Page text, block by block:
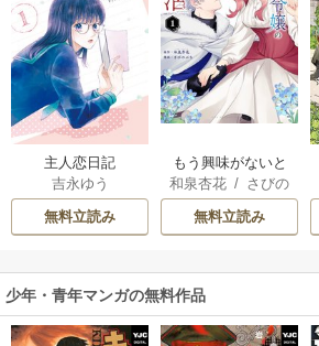
主人恋日記
吉永ゆう
無料立読み
もう興味がないと
離婚された令嬢の
意外と楽しい新生
活
和泉杏花 / さびの
ぶち
無料立読み
少年・青年マンガの無料作品